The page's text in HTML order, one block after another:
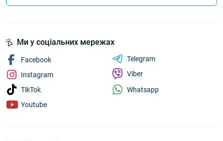
Ми у соціальних мережах
Facebook
Instagram
TikTok
Youtube
Telegram
Viber
Whatsapp